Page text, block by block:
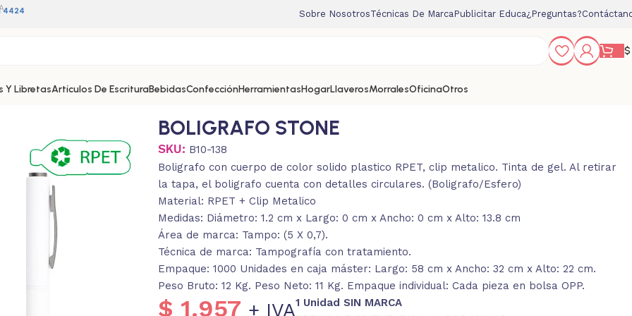
4424 Sobre NosotrosTécnicas De MarcaPublicitar Educa¿Preguntas?
$
Y LibretasArtículos De EscrituraBebidasConfecciónHerramientasHogarLlaverosMorralesOficinaOtros
BOLIGRAFO STONE
SKU: B10-138
Boligrafo con cuerpo de color solido plastico RPET, clip metalico. Tinta de gel. Al retirar
la tapa, el boligrafo cuenta con detalles circulares. (Boligrafo/Esfero)
Material: RPET + Clip Metalico
Medidas: Diámetro: 1.2 cm x Largo: 0 cm x Ancho: 0 cm x Alto: 13.8 cm
Área de marca: Tampo: (5 X 0,7).
Técnica de marca: Tampografía con tratamiento.
Empaque: 1000 Unidades en caja máster: Largo: 58 cm x Ancho: 32 cm x Alto: 22 cm.
Peso Bruto: 12 Kg. Peso Neto: 11 Kg. Empaque individual: Cada pieza en bolsa OPP.
$ 1.957 + IVA1 Unidad SIN MARCA